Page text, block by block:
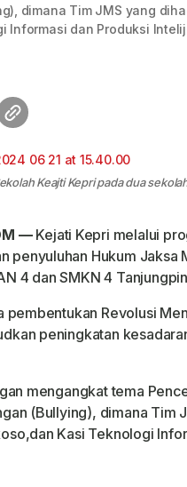
dimana Tim JMS yang
Informasi dan Produksi
Keajti Kepri pada dua
—Kejati Kepri melalui
penyuluhan Hukum
4 dan SMKN 4
pembentukan Revolusi
peningkatan
mengangkat tema
(Bullying), dimana Tim
Kasi Teknologi